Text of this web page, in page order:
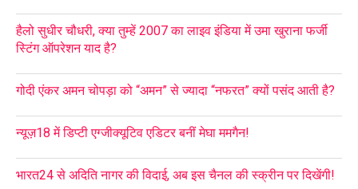
हैलो सुधीर चौधरी, क्या तुम्हें 2007 का लाइव इंडिया में उमा खुराना फर्जी
स्टिंग ऑपरेशन याद है?
गोदी एंकर अमन चोपड़ा को “अमन” से ज्यादा “नफरत” क्यों पसंद आती है?
न्यूज़18 में डिप्टी एग्जीक्यूटिव एडिटर बनीं मेघा ममगैन!
भारत24 से अदिति नागर की विदाई, अब इस चैनल की स्क्रीन पर दिखेंगी!